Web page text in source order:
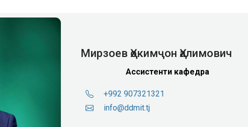
Мирзоев Ҳокимҷон Ҳалимович
Ассистенти кафедра
+992 907321321
info@ddmit.tj